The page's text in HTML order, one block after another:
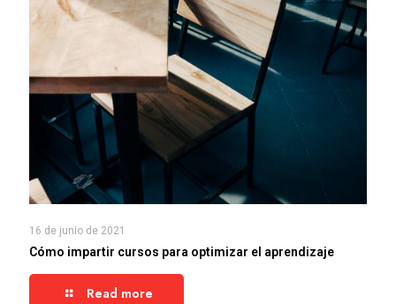
16 de junio de 2021
Cómo impartir cursos para optimizar el aprendizaje
Read more